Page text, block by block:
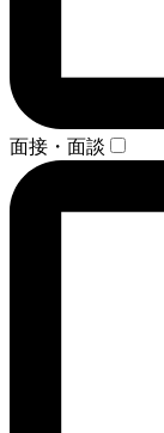
面接・面談